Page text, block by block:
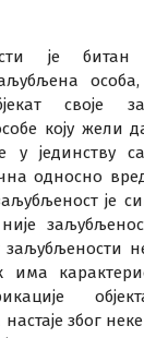
је битан
своје
коју жели
у јединству
односно
је
заљубљености
има
због